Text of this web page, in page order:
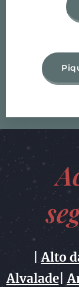
|Alto
Alvalade|